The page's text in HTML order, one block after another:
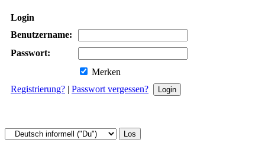
Login
Benutzername:
Passwort:
Merken
Registrierung? | Passwort vergessen?